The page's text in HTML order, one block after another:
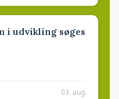
i udvikling søges
03. aug.